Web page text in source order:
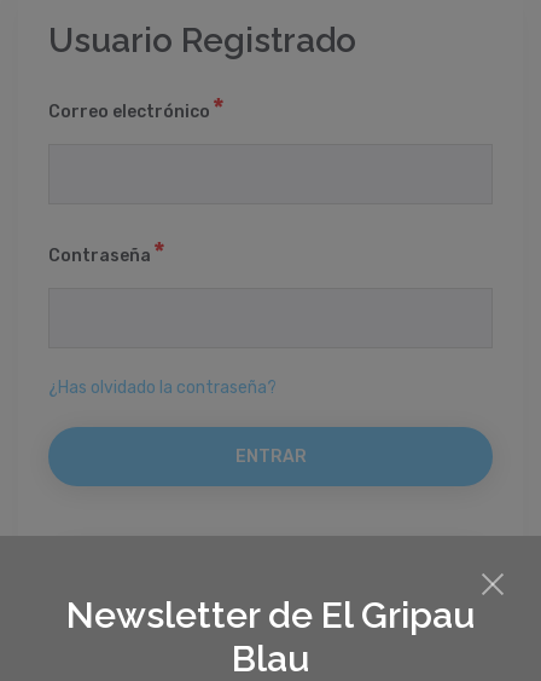
Newsletter de El Gripau
Blau
Usuario Registrado
Correo electrónico
Contraseña
¿Has olvidado la contraseña?